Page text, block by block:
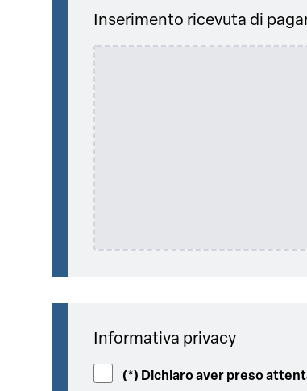
Inserimento ricevuta di
Informativa privacy
(*) Dichiaro aver preso